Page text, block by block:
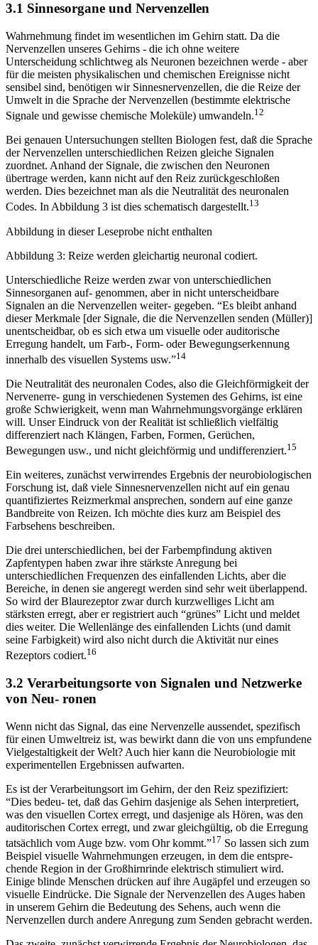
3.1 Sinnesorgane und Nervenzellen
Wahrnehmung findet im wesentlichen im Gehirn statt. Da die
Nervenzellen unseres Gehirns - die ich ohne weitere
Unterscheidung schlichtweg als Neuronen bezeichnen werde - aber
für die meisten physikalischen und chemischen Ereignisse nicht
sensibel sind, benötigen wir Sinnesnervenzellen, die die Reize der
Umwelt in die Sprache der Nervenzellen (bestimmte elektrische
Signale und gewisse chemische Moleküle) umwandeln.12
Bei genauen Untersuchungen stellten Biologen fest, daß die Sprache
der Nervenzellen unterschiedlichen Reizen gleiche Signalen
zuordnet. Anhand der Signale, die zwischen den Neuronen
übertrage werden, kann nicht auf den Reiz zurückgeschloßen
werden. Dies bezeichnet man als die Neutralität des neuronalen
Codes. In Abbildung 3 ist dies schematisch dargestellt.13
Abbildung in dieser Leseprobe nicht enthalten
Abbildung 3: Reize werden gleichartig neuronal codiert.
Unterschiedliche Reize werden zwar von unterschiedlichen
Sinnesorganen auf- genommen, aber in nicht unterscheidbare
Signalen an die Nervenzellen weiter- gegeben. “Es bleibt anhand
dieser Merkmale [der Signale, die die Nervenzellen senden (Müller)]
unentscheidbar, ob es sich etwa um visuelle oder auditorische
Erregung handelt, um Farb-, Form- oder Bewegungserkennung
innerhalb des visuellen Systems usw.”14
Die Neutralität des neuronalen Codes, also die Gleichförmigkeit der
Nervenerre- gung in verschiedenen Systemen des Gehirns, ist eine
große Schwierigkeit, wenn man Wahrnehmungsvorgänge erklären
will. Unser Eindruck von der Realität ist schließlich vielfältig
differenziert nach Klängen, Farben, Formen, Gerüchen,
Bewegungen usw., und nicht gleichförmig und undifferenziert.15
Ein weiteres, zunächst verwirrendes Ergebnis der neurobiologischen
Forschung ist, daß viele Sinnesnervenzellen nicht auf ein genau
quantifiziertes Reizmerkmal ansprechen, sondern auf eine ganze
Bandbreite von Reizen. Ich möchte dies kurz am Beispiel des
Farbsehens beschreiben.
Die drei unterschiedlichen, bei der Farbempfindung aktiven
Zapfentypen haben zwar ihre stärkste Anregung bei
unterschiedlichen Frequenzen des einfallenden Lichts, aber die
Bereiche, in denen sie angeregt werden sind sehr weit überlappend.
So wird der Blaurezeptor zwar durch kurzwelliges Licht am
stärksten erregt, aber er registriert auch “grünes” Licht und meldet
dies weiter. Die Wellenlänge des einfallenden Lichts (und damit
seine Farbigkeit) wird also nicht durch die Aktivität nur eines
Rezeptors codiert.16
3.2 Verarbeitungsorte von Signalen und Netzwerke
von Neu- ronen
Wenn nicht das Signal, das eine Nervenzelle aussendet, spezifisch
für einen Umweltreiz ist, was bewirkt dann die von uns empfundene
Vielgestaltigkeit der Welt? Auch hier kann die Neurobiologie mit
experimentellen Ergebnissen aufwarten.
Es ist der Verarbeitungsort im Gehirn, der den Reiz spezifiziert:
“Dies bedeu- tet, daß das Gehirn dasjenige als Sehen interpretiert,
was den visuellen Cortex erregt, und dasjenige als Hören, was den
auditorischen Cortex erregt, und zwar gleichgültig, ob die Erregung
tatsächlich vom Auge bzw. vom Ohr kommt.”17 So lassen sich zum
Beispiel visuelle Wahrnehmungen erzeugen, in dem die entspre-
chende Region in der Großhirnrinde elektrisch stimuliert wird.
Einige blinde Menschen drücken auf ihre Augäpfel und erzeugen so
visuelle Eindrücke. Die Signale der Nervenzellen des Auges haben
in unserem Gehirn die Bedeutung des Sehens, auch wenn die
Nervenzellen durch andere Anregung zum Senden gebracht werden.